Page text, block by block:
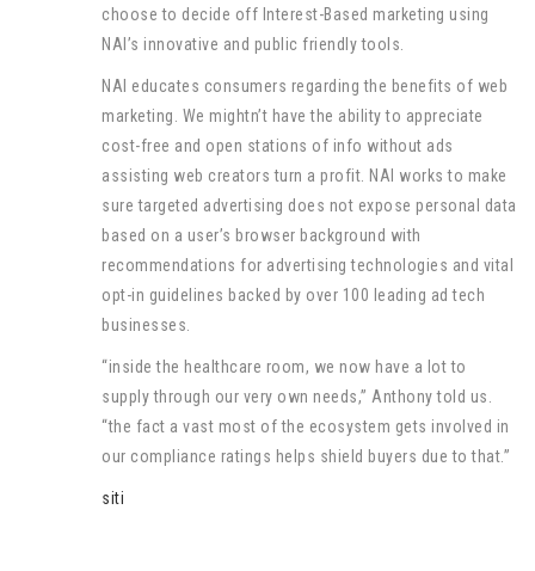
choose to decide off Interest-Based marketing using
NAI’s innovative and public friendly tools.
NAI educates consumers regarding the benefits of web
marketing. We mightn’t have the ability to appreciate
cost-free and open stations of info without ads
assisting web creators turn a profit. NAI works to make
sure targeted advertising does not expose personal data
based on a user’s browser background with
recommendations for advertising technologies and vital
opt-in guidelines backed by over 100 leading ad tech
businesses.
“inside the healthcare room, we now have a lot to
supply through our very own needs,” Anthony told us.
“the fact a vast most of the ecosystem gets involved in
our compliance ratings helps shield buyers due to that.”
siti